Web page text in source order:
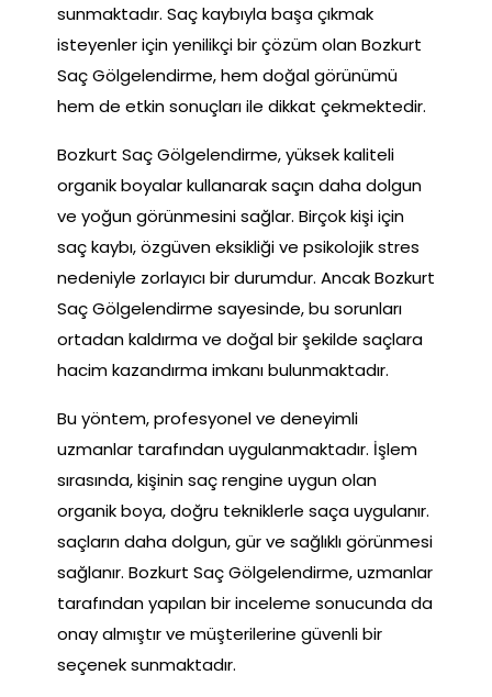
sunmaktadır. Saç kaybıyla başa çıkmak
isteyenler için yenilikçi bir çözüm olan Bozkurt
Saç Gölgelendirme, hem doğal görünümü
hem de etkin sonuçları ile dikkat çekmektedir.
Bozkurt Saç Gölgelendirme, yüksek kaliteli
organik boyalar kullanarak saçın daha dolgun
ve yoğun görünmesini sağlar. Birçok kişi için
saç kaybı, özgüven eksikliği ve psikolojik stres
nedeniyle zorlayıcı bir durumdur. Ancak Bozkurt
Saç Gölgelendirme sayesinde, bu sorunları
ortadan kaldırma ve doğal bir şekilde saçlara
hacim kazandırma imkanı bulunmaktadır.
Bu yöntem, profesyonel ve deneyimli
uzmanlar tarafından uygulanmaktadır. İşlem
sırasında, kişinin saç rengine uygun olan
organik boya, doğru tekniklerle saça uygulanır.
saçların daha dolgun, gür ve sağlıklı görünmesi
sağlanır. Bozkurt Saç Gölgelendirme, uzmanlar
tarafından yapılan bir inceleme sonucunda da
onay almıştır ve müşterilerine güvenli bir
seçenek sunmaktadır.